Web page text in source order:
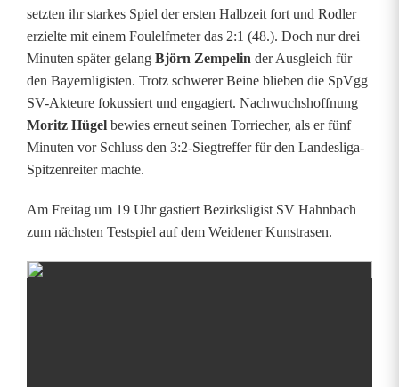
n
b
e
s
t
c
h
setzten ihr starkes Spiel der ersten Halbzeit fort und Rodler
erzielte mit einem Foulelfmeter das 2:1 (48.). Doch nur drei
Minuten später gelang Björn Zempelin der Ausgleich für
den Bayernligisten. Trotz schwerer Beine blieben die SpVgg
SV-Akteure fokussiert und engagiert. Nachwuchshoffnung
Moritz Hügel bewies erneut seinen Torriecher, als er fünf
Minuten vor Schluss den 3:2-Siegtreffer für den Landesliga-
Spitzenreiter machte.
Am Freitag um 19 Uhr gastiert Bezirksligist SV Hahnbach
zum nächsten Testspiel auf dem Weidener Kunstrasen.